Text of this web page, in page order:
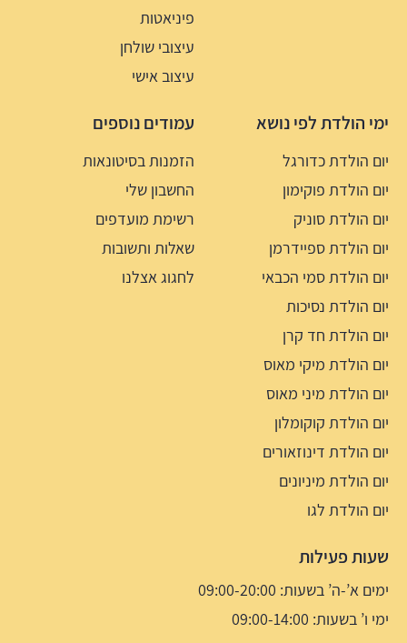
פיניאטות
עיצובי שולחן
עיצוב אישי
ימי הולדת לפי נושא
יום הולדת כדורגל
יום הולדת פוקימון
יום הולדת סוניק
יום הולדת ספיידרמן
יום הולדת סמי הכבאי
יום הולדת נסיכות
יום הולדת חד קרן
יום הולדת מיקי מאוס
יום הולדת מיני מאוס
יום הולדת קוקומלון
יום הולדת דינוזאורים
יום הולדת מיניונים
יום הולדת לגו
עמודים נוספים
הזמנות בסיטונאות
החשבון שלי
רשימת מועדפים
שאלות ותשובות
לחגוג אצלנו
שעות פעילות
ימים א’-ה’ בשעות: 09:00-20:00
ימי ו’ בשעות: 09:00-14:00